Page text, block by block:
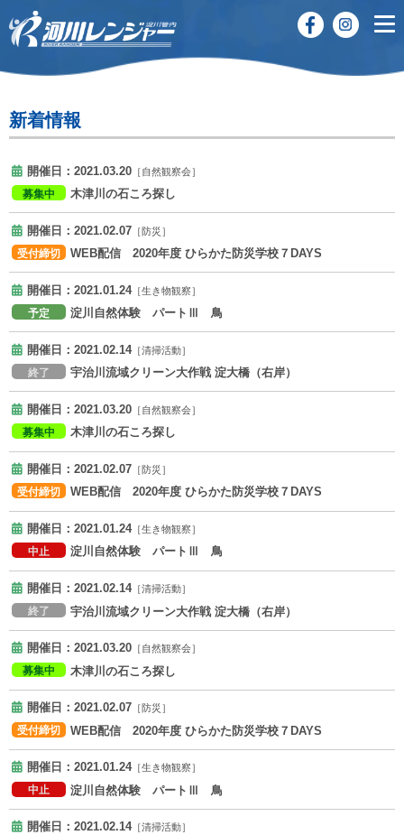
新着情報
開催日：2021.03.20 ［自然観察会］
募集中 木津川の石ころ探し
開催日：2021.02.07 ［防災］
受付締切 WEB配信 2020年度 ひらかた防災学校７DAYS
開催日：2021.01.24［生き物観察］
予定 淀川自然体験 パートⅢ 鳥
開催日：2021.02.14［清掃活動］
終了 宇治川流域クリーン大作戦 淀大橋（右岸）
開催日：2021.03.20 ［自然観察会］
募集中 木津川の石ころ探し
開催日：2021.02.07 ［防災］
受付締切 WEB配信 2020年度 ひらかた防災学校７DAYS
開催日：2021.01.24［生き物観察］
中止 淀川自然体験 パートⅢ 鳥
開催日：2021.02.14［清掃活動］
終了 宇治川流域クリーン大作戦 淀大橋（右岸）
開催日：2021.03.20 ［自然観察会］
募集中 木津川の石ころ探し
開催日：2021.02.07 ［防災］
受付締切 WEB配信 2020年度 ひらかた防災学校７DAYS
開催日：2021.01.24［生き物観察］
中止 淀川自然体験 パートⅢ 鳥
開催日：2021.02.14［清掃活動］